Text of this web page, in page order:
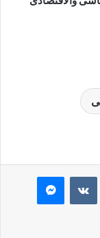
ماسنجر